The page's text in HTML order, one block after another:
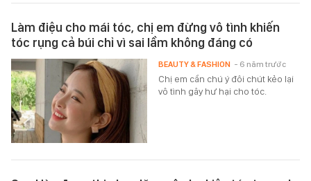
Làm điệu cho mái tóc, chị em đừng vô tình khiến
tóc rụng cả búi chỉ vì sai lầm không đáng có
Chị em cần chú ý đôi chút kẻo lại
vô tình gây hư hại cho tóc.
BEAUTY & FASHION - 6 năm trước